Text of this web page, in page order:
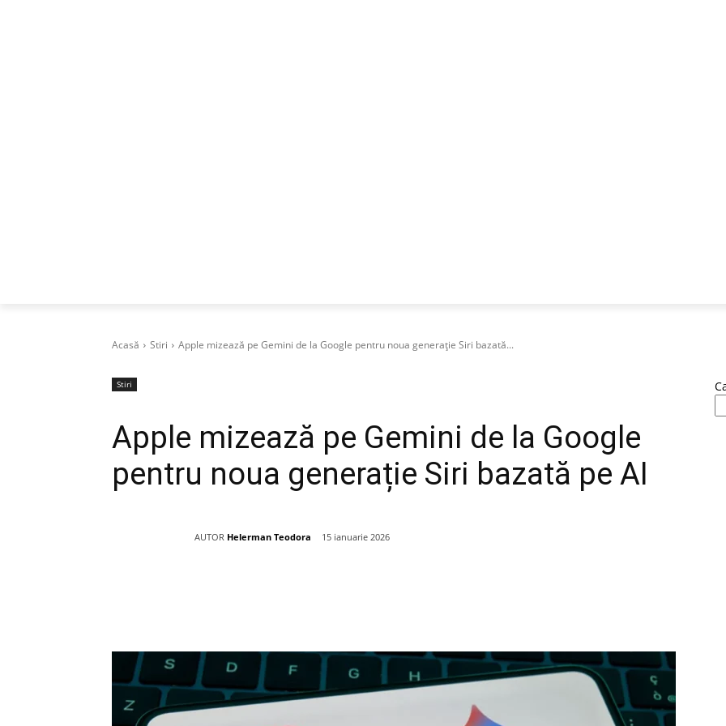
Acasă Stiri Apple mizează pe Gemini de la Google pentru noua generație Siri bazată...
Stiri
Apple mizează pe Gemini de la Google
pentru noua generație Siri bazată pe AI
AUTOR Helerman Teodora 15 ianuarie 2026